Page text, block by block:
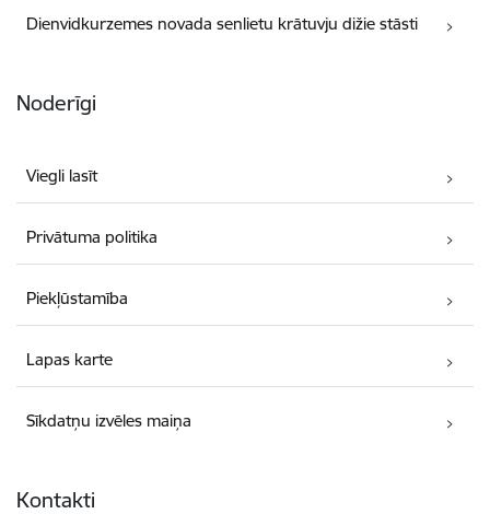
Dienvidkurzemes novada senlietu krātuvju dižie stāsti
Noderīgi
Viegli lasīt
Privātuma politika
Piekļūstamība
Lapas karte
Sīkdatņu izvēles maiņa
Kontakti